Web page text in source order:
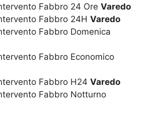
Fabbro 24 Ore Varedo
Fabbro 24H Varedo
Fabbro Domenica
Fabbro Economico
Fabbro H24 Varedo
Fabbro Notturno